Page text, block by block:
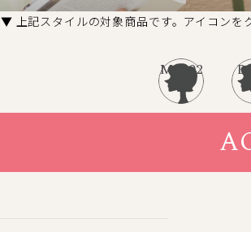
▼ 上記スタイルの対象商品です。 アイコンを
MM02